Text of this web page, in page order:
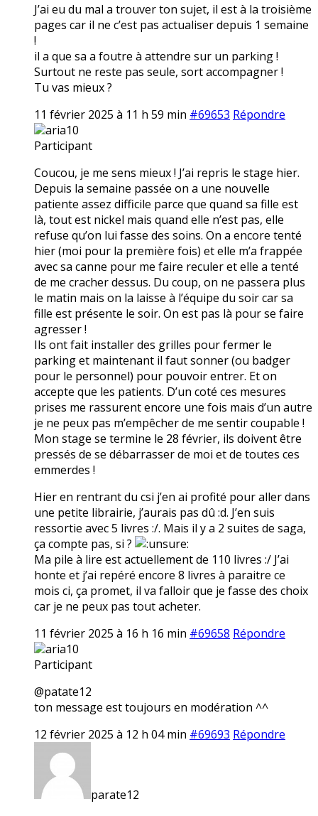
J’ai eu du mal a trouver ton sujet, il est à la troisième
pages car il ne c’est pas actualiser depuis 1 semaine
!
il a que sa a foutre à attendre sur un parking !
Surtout ne reste pas seule, sort accompagner !
Tu vas mieux ?
11 février 2025 à 11 h 59 min #69653 Répondre
aria10
Participant
Coucou, je me sens mieux ! J’ai repris le stage hier.
Depuis la semaine passée on a une nouvelle
patiente assez difficile parce que quand sa fille est
là, tout est nickel mais quand elle n’est pas, elle
refuse qu’on lui fasse des soins. On a encore tenté
hier (moi pour la première fois) et elle m’a frappée
avec sa canne pour me faire reculer et elle a tenté
de me cracher dessus. Du coup, on ne passera plus
le matin mais on la laisse à l’équipe du soir car sa
fille est présente le soir. On est pas là pour se faire
agresser !
Ils ont fait installer des grilles pour fermer le
parking et maintenant il faut sonner (ou badger
pour le personnel) pour pouvoir entrer. Et on
accepte que les patients. D’un coté ces mesures
prises me rassurent encore une fois mais d’un autre
je ne peux pas m’empêcher de me sentir coupable !
Mon stage se termine le 28 février, ils doivent être
pressés de se débarrasser de moi et de toutes ces
emmerdes !
Hier en rentrant du csi j’en ai profité pour aller dans
une petite librairie, j’aurais pas dû :d. J’en suis
ressortie avec 5 livres :/. Mais il y a 2 suites de saga,
ça compte pas, si ?
Ma pile à lire est actuellement de 110 livres :/ J’ai
honte et j’ai repéré encore 8 livres à paraitre ce
mois ci, ça promet, il va falloir que je fasse des choix
car je ne peux pas tout acheter.
11 février 2025 à 16 h 16 min #69658 Répondre
aria10
Participant
@patate12
ton message est toujours en modération ^^
12 février 2025 à 12 h 04 min #69693 Répondre
parate12